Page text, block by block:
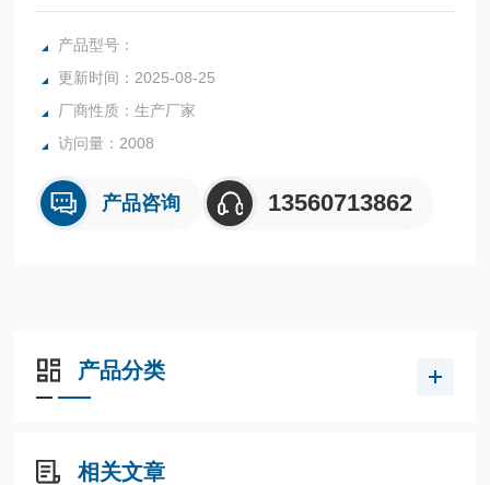
产品型号：
更新时间：2025-08-25
厂商性质：生产厂家
访问量：2008
产品咨询 13560713862
产品分类
相关文章